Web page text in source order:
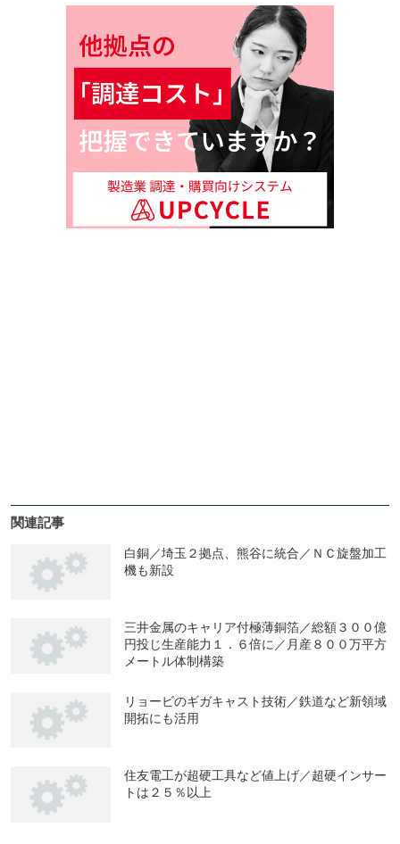
関連記事
白銅／埼玉２拠点、熊谷に統合／ＮＣ旋盤加工
機も新設
三井金属のキャリア付極薄銅箔／総額３００億
円投じ生産能力１．６倍に／月産８００万平方
メートル体制構築
リョービのギガキャスト技術／鉄道など新領域
開拓にも活用
住友電工が超硬工具など値上げ／超硬インサー
トは２５％以上